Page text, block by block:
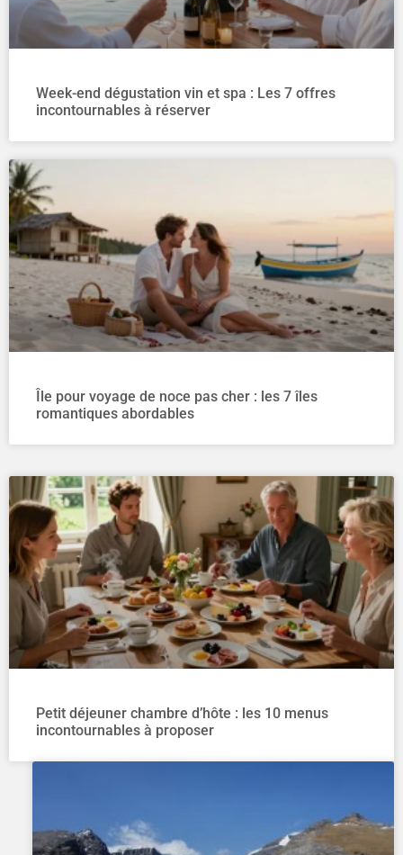
Week-end dégustation vin et spa : Les 7 offres
incontournables à réserver
Île pour voyage de noce pas cher : les 7 îles
romantiques abordables
Petit déjeuner chambre d’hôte : les 10 menus
incontournables à proposer